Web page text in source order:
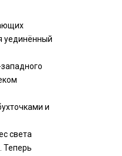
уединённый
и
света
Теперь